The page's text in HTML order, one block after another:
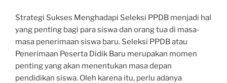
Strategi Sukses Menghadapi Seleksi PPDB menjadi hal
yang penting bagi para siswa dan orang tua di masa-
masa penerimaan siswa baru. Seleksi PPDB atau
Penerimaan Peserta Didik Baru merupakan momen
penting yang akan menentukan masa depan
pendidikan siswa. Oleh karena itu, perlu adanya